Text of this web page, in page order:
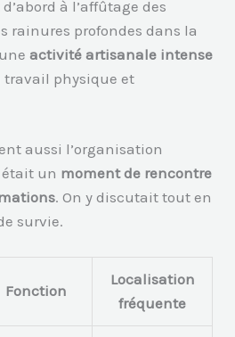
à l’affûtage des
rainures profondes dans la
activité artisanale intense
travail physique et
aussi l’organisation
était un moment de rencontre
. On y discutait tout en
survie.
Fonction
Localisation
fréquente